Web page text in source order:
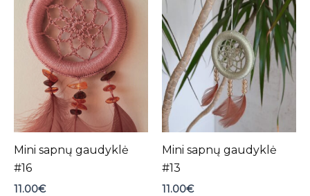
Mini sapnų gaudyklė
#16
11.00€
Mini sapnų gaudyklė
#13
11.00€